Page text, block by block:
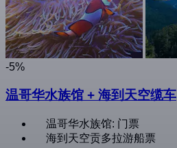
-5%
温哥华水族馆 + 海到天空缆车
温哥华水族馆: 门票
海到天空贡多拉游船票